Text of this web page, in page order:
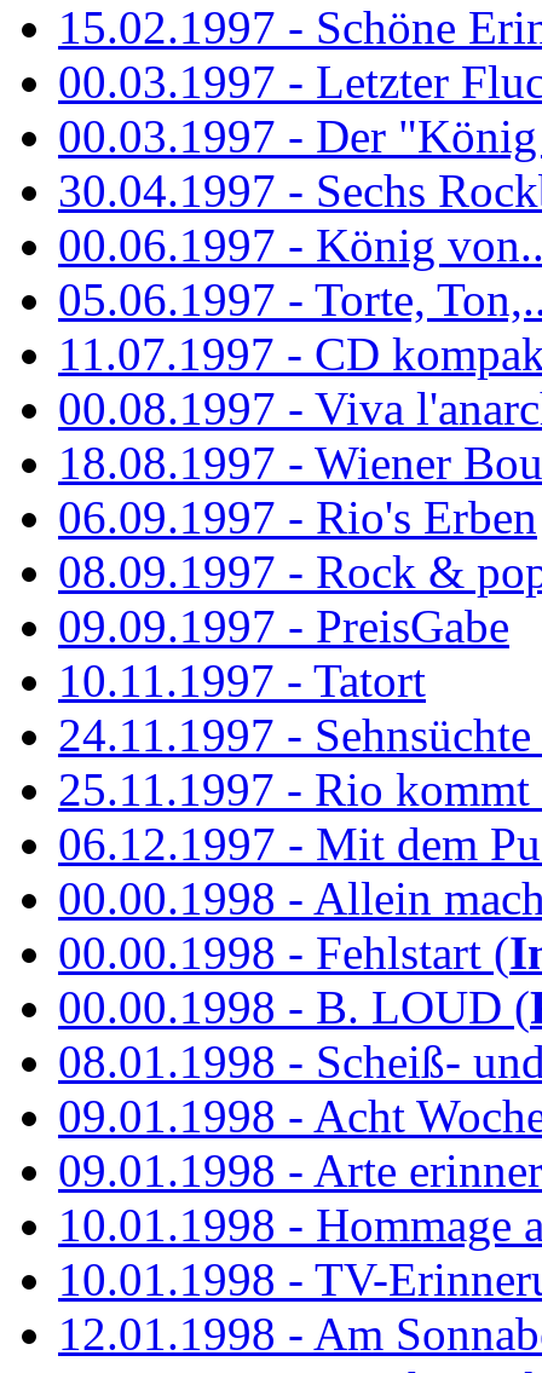
15.02.1997 - Schöne
00.03.1997 - Letzter
00.03.1997 - Der
30.04.1997 - Sechs
00.06.1997 - König
05.06.1997 - Torte,
11.07.1997 - CD
00.08.1997 - Viva
18.08.1997 - Wiener
06.09.1997 - Rio's Erben
08.09.1997 - Rock &
09.09.1997 - PreisGabe
10.11.1997 - Tatort
24.11.1997 -
25.11.1997 - Rio kommt
06.12.1997 - Mit dem
00.00.1998 - Allein
00.00.1998 - Fehlstart (
00.00.1998 - B. LOUD (
08.01.1998 - Scheiß-
09.01.1998 - Acht
09.01.1998 - Arte
10.01.1998 - Hommage
10.01.1998 - TV-
12.01.1998 - Am